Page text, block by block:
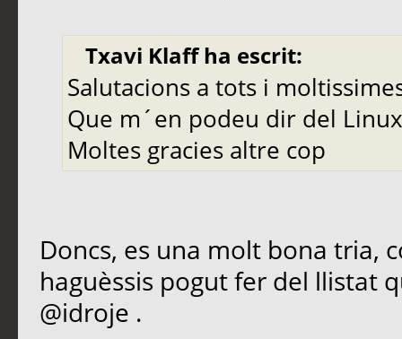
Txavi Klaff ha escrit:
Salutacions a tots i
Que m´en podeu dir del
Moltes gracies altre cop
Doncs, es una molt bona tria,
haguèssis pogut fer del llistat
@idroje .